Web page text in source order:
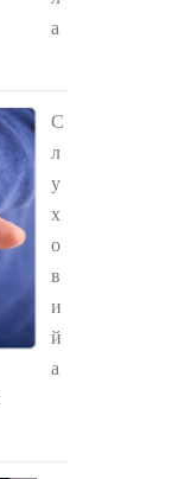
а
С
л
у
х
о
в
и
й
а